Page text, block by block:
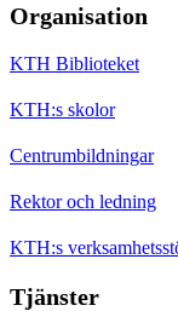
Organisation
KTH Biblioteket
KTH:s skolor
Centrumbildningar
Rektor och ledning
KTH:s
Tjänster